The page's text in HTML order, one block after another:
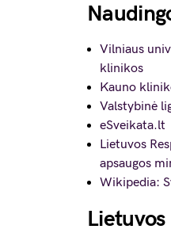
Vilniaus
klinikos
Kauno
Valstybinė
eSveikata.lt
Lietuvos
apsaugos
Wikipedia: